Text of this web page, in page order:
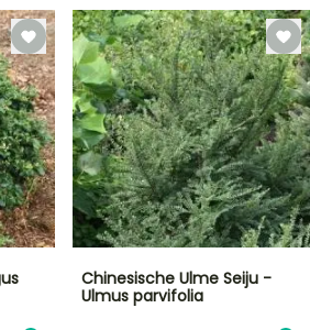
Chinesische Ulme Seiju -
Ulmus parvifolia